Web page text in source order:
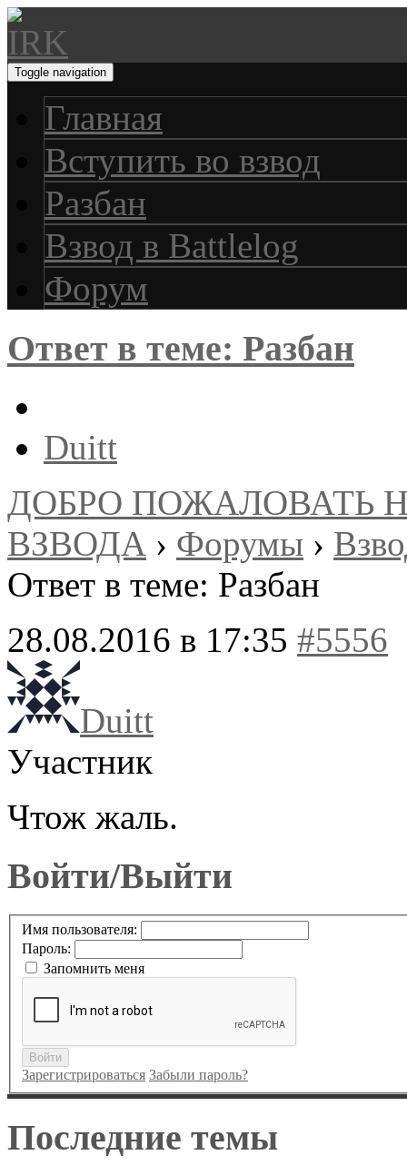
Toggle navigation
Главная
Вступить во взвод
Разбан
Взвод в Battlelog
Форум
Ответ в теме: Разбан
Duitt
ДОБРО ПОЖАЛОВАТЬ
ВЗВОДА › Форумы ›
Ответ в теме: Разбан
28.08.2016 в 17:35 #5556
Duitt
Участник
Чтож жаль.
Войти/Выйти
Имя пользователя:
Пароль:
Запомнить меня
Войти
Зарегистрироваться Забыли пароль?
Последние темы